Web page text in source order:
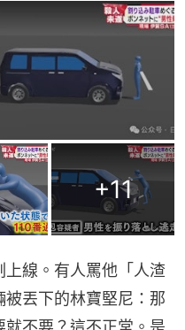
+11
線。有人罵他「人渣
丟下的林寶堅尼：那